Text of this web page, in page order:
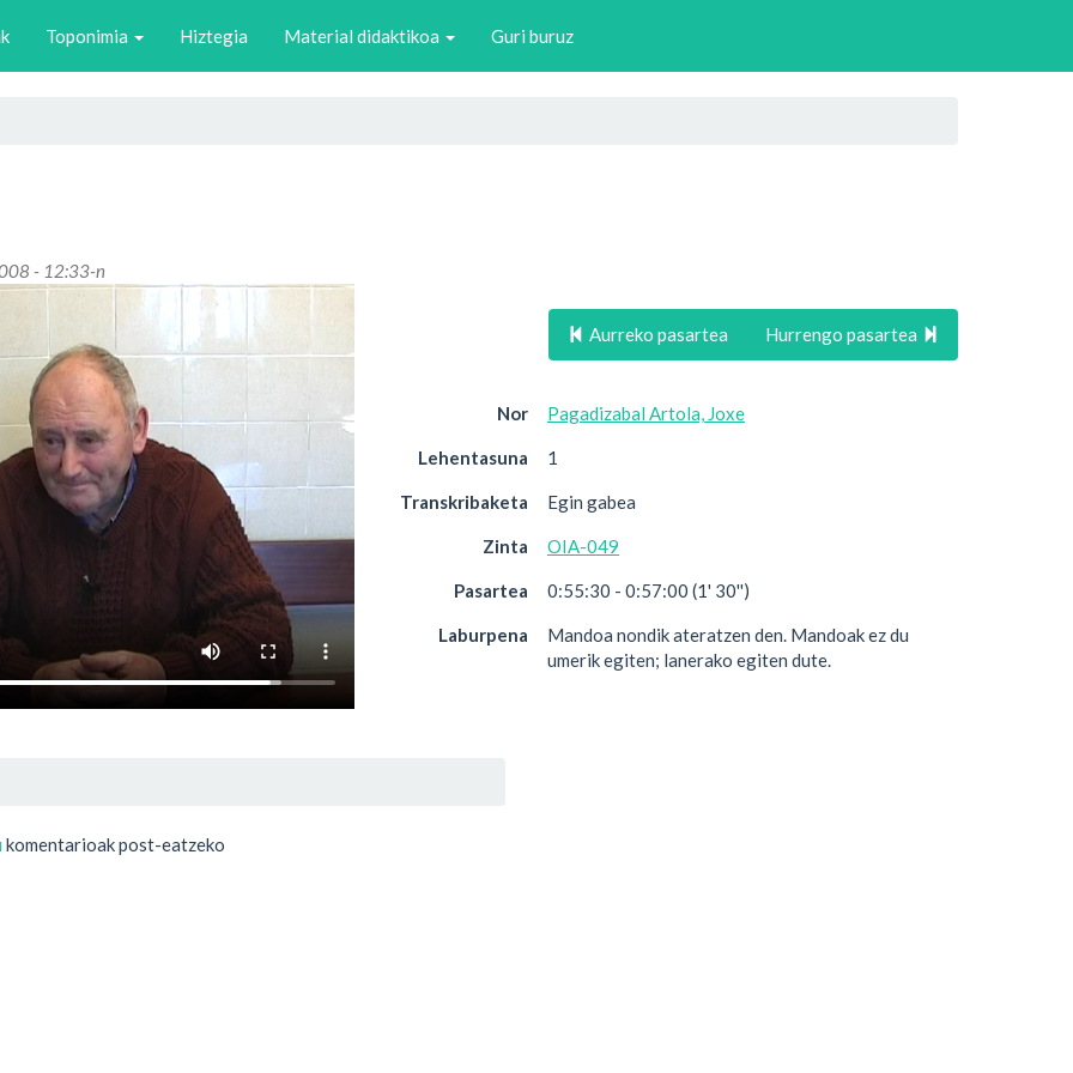
Toponimia Hiztegia Material didaktikoa Guri buruz
- 12:33-n
Aurreko pasartea Hurrengo pasartea
Nor Pagadizabal Artola, Joxe
Lehentasuna 1
Transkribaketa Egin gabea
Zinta OIA-049
Pasartea 0:55:30 - 0:57:00 (1' 30'')
Laburpena
Mandoa nondik ateratzen den. Mandoak ez du
umerik egiten; lanerako egiten dute.
komentarioak post-eatzeko